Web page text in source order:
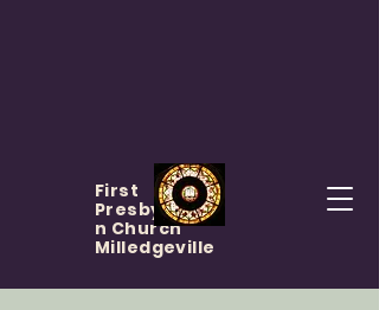
First
Presbyteria
n Church
Milledgeville